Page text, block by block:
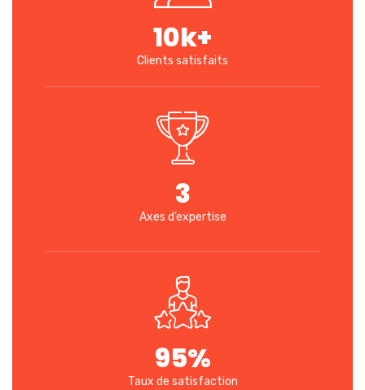
Clients satisfaits
10k+
Axes d’expertise
3
Taux de satisfaction
95%